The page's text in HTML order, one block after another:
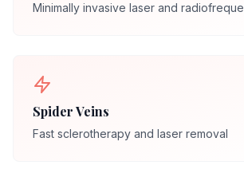
Minimally invasive laser and
Spider Veins
Fast sclerotherapy and laser removal